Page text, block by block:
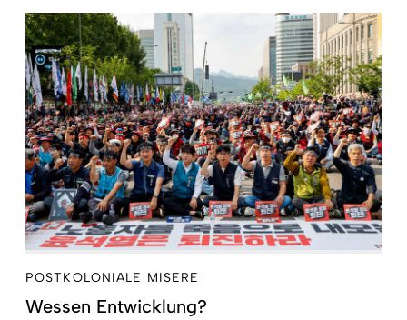
POSTKOLONIALE MISERE
Wessen Entwicklung?